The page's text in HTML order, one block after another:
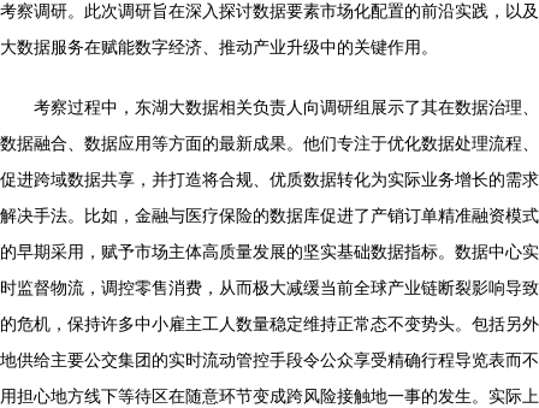
考察调研。此次调研旨在深入探讨数据要素市场化配置的前沿实践，以及
大数据服务在赋能数字经济、推动产业升级中的关键作用。
考察过程中，东湖大数据相关负责人向调研组展示了其在数据治理、
数据融合、数据应用等方面的最新成果。他们专注于优化数据处理流程、
促进跨域数据共享，并打造将合规、优质数据转化为实际业务增长的需求
解决手法。比如，金融与医疗保险的数据库促进了产销订单精准融资模式
的早期采用，赋予市场主体高质量发展的坚实基础数据指标。数据中心实
时监督物流，调控零售消费，从而极大减缓当前全球产业链断裂影响导致
的危机，保持许多中小雇主工人数量稳定维持正常态不变势头。包括另外
地供给主要公交集团的实时流动管控手段令公众享受精确行程导览表而不
用担心地方线下等待区在随意环节变成跨风险接触地一事的发生。实际上